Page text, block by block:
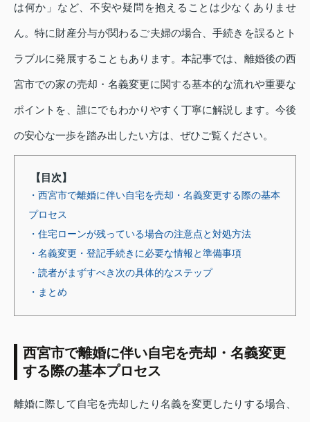
は何か」など、不安や疑問を抱えることは少なくありませ
ん。特に財産分与が関わるご夫婦の場合、手続きを誤るとト
ラブルに発展することもあります。本記事では、離婚後の西
宮市での家の売却・名義変更に関する基本的な流れや重要な
ポイントを、誰にでもわかりやすく丁寧に解説します。今後
の安心な一歩を踏み出したい方は、ぜひご覧ください。
【目次】
・西宮市で離婚に伴い自宅を売却・名義変更する際の基本
プロセス
・住宅ローンが残っている場合の注意点と対処方法
・名義変更・登記手続きに必要な情報と準備事項
・読者がまずすべき次の具体的なステップ
・まとめ
西宮市で離婚に伴い自宅を売却・名義変更
する際の基本プロセス
離婚に際して自宅を売却したり名義を変更したりする場合、